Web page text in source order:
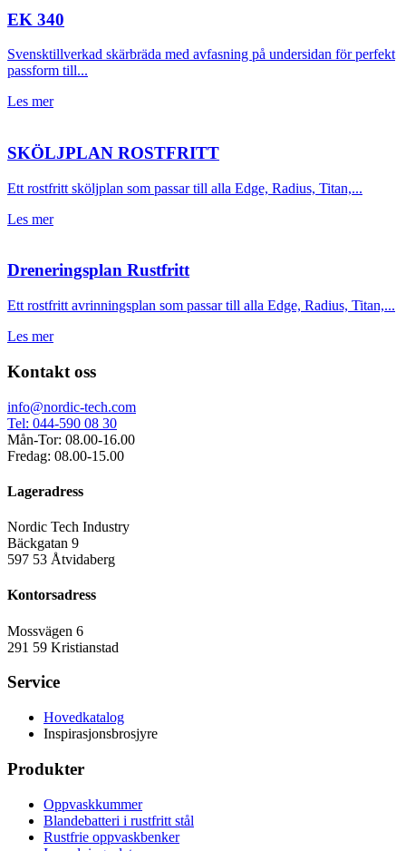
EK 340
Svensktillverkad skärbräda med avfasning på undersidan för perfekt
passform till...
Les mer
SKÖLJPLAN ROSTFRITT
Ett rostfritt sköljplan som passar till alla Edge, Radius, Titan,...
Les mer
Dreneringsplan Rustfritt
Ett rostfritt avrinningsplan som passar till alla Edge, Radius, Titan,...
Les mer
Kontakt oss
info@nordic-tech.com
Tel: 044-590 08 30
Mån-Tor: 08.00-16.00
Fredag: 08.00-15.00
Lageradress
Nordic Tech Industry
Bäckgatan 9
597 53 Åtvidaberg
Kontorsadress
Mossvägen 6
291 59 Kristianstad
Service
Hovedkatalog
Inspirasjonsbrosjyre
Produkter
Oppvaskkummer
Blandebatteri i rustfritt stål
Rustfrie oppvaskbenker